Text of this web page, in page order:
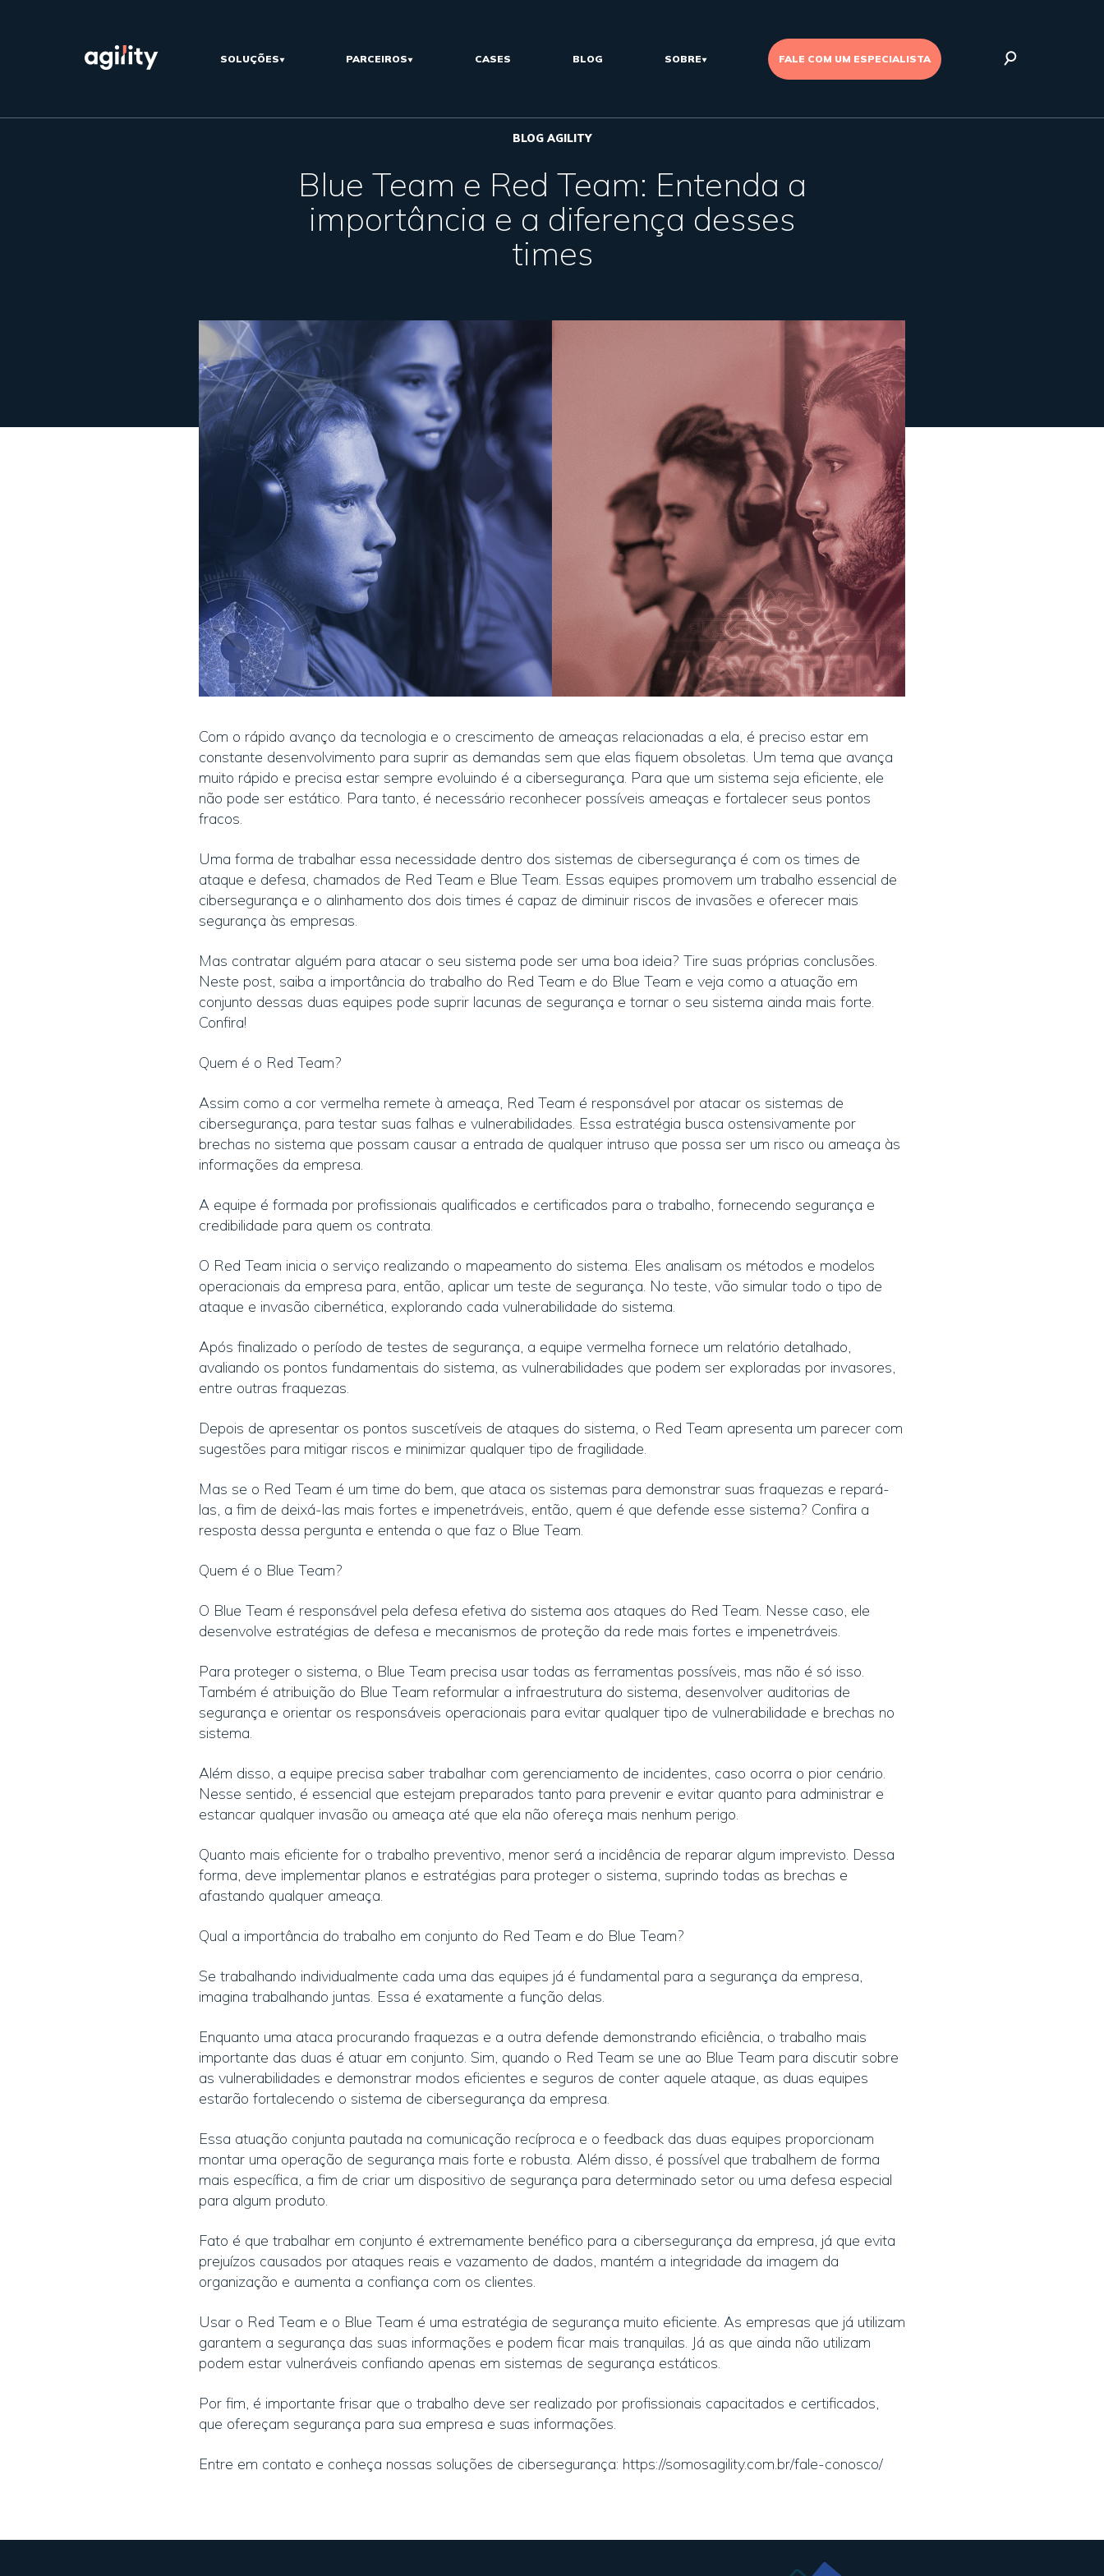
SOLUÇÕES PARCEIROS CASES BLOG SOBRE FALE COM UM ESPECIALISTA
BLOG AGILITY
Blue Team e Red Team: Entenda a
importância e a diferença desses
times
Com o rápido avanço da tecnologia e o crescimento de ameaças relacionadas a ela, é preciso estar em
constante desenvolvimento para suprir as demandas sem que elas fiquem obsoletas. Um tema que avança
muito rápido e precisa estar sempre evoluindo é a cibersegurança. Para que um sistema seja eficiente, ele
não pode ser estático. Para tanto, é necessário reconhecer possíveis ameaças e fortalecer seus pontos
fracos.
Uma forma de trabalhar essa necessidade dentro dos sistemas de cibersegurança é com os times de
ataque e defesa, chamados de Red Team e Blue Team. Essas equipes promovem um trabalho essencial de
cibersegurança e o alinhamento dos dois times é capaz de diminuir riscos de invasões e oferecer mais
segurança às empresas.
Mas contratar alguém para atacar o seu sistema pode ser uma boa ideia? Tire suas próprias conclusões.
Neste post, saiba a importância do trabalho do Red Team e do Blue Team e veja como a atuação em
conjunto dessas duas equipes pode suprir lacunas de segurança e tornar o seu sistema ainda mais forte.
Confira!
Quem é o Red Team?
Assim como a cor vermelha remete à ameaça, Red Team é responsável por atacar os sistemas de
cibersegurança, para testar suas falhas e vulnerabilidades. Essa estratégia busca ostensivamente por
brechas no sistema que possam causar a entrada de qualquer intruso que possa ser um risco ou ameaça às
informações da empresa.
A equipe é formada por profissionais qualificados e certificados para o trabalho, fornecendo segurança e
credibilidade para quem os contrata.
O Red Team inicia o serviço realizando o mapeamento do sistema. Eles analisam os métodos e modelos
operacionais da empresa para, então, aplicar um teste de segurança. No teste, vão simular todo o tipo de
ataque e invasão cibernética, explorando cada vulnerabilidade do sistema.
Após finalizado o período de testes de segurança, a equipe vermelha fornece um relatório detalhado,
avaliando os pontos fundamentais do sistema, as vulnerabilidades que podem ser exploradas por invasores,
entre outras fraquezas.
Depois de apresentar os pontos suscetíveis de ataques do sistema, o Red Team apresenta um parecer com
sugestões para mitigar riscos e minimizar qualquer tipo de fragilidade.
Mas se o Red Team é um time do bem, que ataca os sistemas para demonstrar suas fraquezas e repará-
las, a fim de deixá-las mais fortes e impenetráveis, então, quem é que defende esse sistema? Confira a
resposta dessa pergunta e entenda o que faz o Blue Team.
Quem é o Blue Team?
O Blue Team é responsável pela defesa efetiva do sistema aos ataques do Red Team. Nesse caso, ele
desenvolve estratégias de defesa e mecanismos de proteção da rede mais fortes e impenetráveis.
Para proteger o sistema, o Blue Team precisa usar todas as ferramentas possíveis, mas não é só isso.
Também é atribuição do Blue Team reformular a infraestrutura do sistema, desenvolver auditorias de
segurança e orientar os responsáveis operacionais para evitar qualquer tipo de vulnerabilidade e brechas no
sistema.
Além disso, a equipe precisa saber trabalhar com gerenciamento de incidentes, caso ocorra o pior cenário.
Nesse sentido, é essencial que estejam preparados tanto para prevenir e evitar quanto para administrar e
estancar qualquer invasão ou ameaça até que ela não ofereça mais nenhum perigo.
Quanto mais eficiente for o trabalho preventivo, menor será a incidência de reparar algum imprevisto. Dessa
forma, deve implementar planos e estratégias para proteger o sistema, suprindo todas as brechas e
afastando qualquer ameaça.
Qual a importância do trabalho em conjunto do Red Team e do Blue Team?
Se trabalhando individualmente cada uma das equipes já é fundamental para a segurança da empresa,
imagina trabalhando juntas. Essa é exatamente a função delas.
Enquanto uma ataca procurando fraquezas e a outra defende demonstrando eficiência, o trabalho mais
importante das duas é atuar em conjunto. Sim, quando o Red Team se une ao Blue Team para discutir sobre
as vulnerabilidades e demonstrar modos eficientes e seguros de conter aquele ataque, as duas equipes
estarão fortalecendo o sistema de cibersegurança da empresa.
Essa atuação conjunta pautada na comunicação recíproca e o feedback das duas equipes proporcionam
montar uma operação de segurança mais forte e robusta. Além disso, é possível que trabalhem de forma
mais específica, a fim de criar um dispositivo de segurança para determinado setor ou uma defesa especial
para algum produto.
Fato é que trabalhar em conjunto é extremamente benéfico para a cibersegurança da empresa, já que evita
prejuízos causados por ataques reais e vazamento de dados, mantém a integridade da imagem da
organização e aumenta a confiança com os clientes.
Usar o Red Team e o Blue Team é uma estratégia de segurança muito eficiente. As empresas que já utilizam
garantem a segurança das suas informações e podem ficar mais tranquilas. Já as que ainda não utilizam
podem estar vulneráveis confiando apenas em sistemas de segurança estáticos.
Por fim, é importante frisar que o trabalho deve ser realizado por profissionais capacitados e certificados,
que ofereçam segurança para sua empresa e suas informações.
Entre em contato e conheça nossas soluções de cibersegurança: https://somosagility.com.br/fale-conosco/